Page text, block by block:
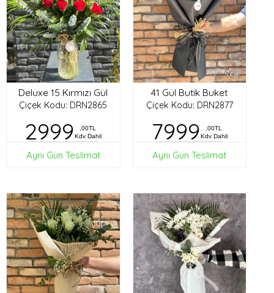
Deluxe 15 Kırmızı Gül
Çiçek Kodu: DRN2865
2999
,00TL
Kdv Dahil
Aynı Gün Teslimat
41 Gül Butik Buket
Çiçek Kodu: DRN2877
7999
,00TL
Kdv Dahil
Aynı Gün Teslimat